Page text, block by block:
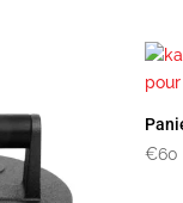
€60